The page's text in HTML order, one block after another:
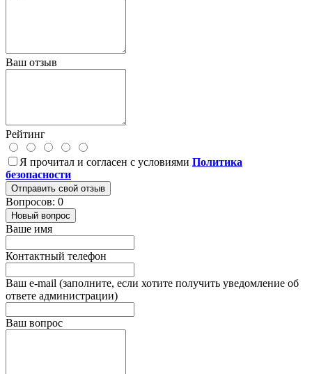
Ваш отзыв
Рейтинг
Я прочитал и согласен с условиями Политика
безопасности
Отправить свой отзыв
Вопросов: 0
Новый вопрос
Ваше имя
Контактный телефон
Ваш e-mail (заполните, если хотите получить уведомление об
ответе администрации)
Ваш вопрос